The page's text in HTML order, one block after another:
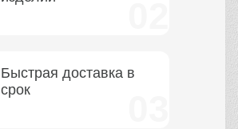
Быстрая доставка в
срок